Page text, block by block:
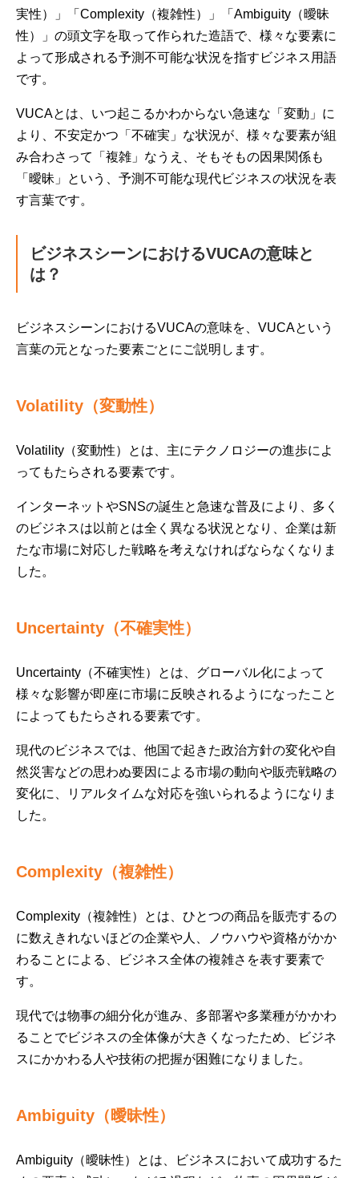
実性）」「Complexity（複雑性）」「Ambiguity（曖昧
性）」の頭文字を取って作られた造語で、様々な要素に
よって形成される予測不可能な状況を指すビジネス用語
です。
VUCAとは、いつ起こるかわからない急速な「変動」に
より、不安定かつ「不確実」な状況が、様々な要素が組
み合わさって「複雑」なうえ、そもそもの因果関係も
「曖昧」という、予測不可能な現代ビジネスの状況を表
す言葉です。
ビジネスシーンにおけるVUCAの意味と
は？
ビジネスシーンにおけるVUCAの意味を、VUCAという
言葉の元となった要素ごとにご説明します。
Volatility（変動性）
Volatility（変動性）とは、主にテクノロジーの進歩によ
ってもたらされる要素です。
インターネットやSNSの誕生と急速な普及により、多く
のビジネスは以前とは全く異なる状況となり、企業は新
たな市場に対応した戦略を考えなければならなくなりま
した。
Uncertainty（不確実性）
Uncertainty（不確実性）とは、グローバル化によって
様々な影響が即座に市場に反映されるようになったこと
によってもたらされる要素です。
現代のビジネスでは、他国で起きた政治方針の変化や自
然災害などの思わぬ要因による市場の動向や販売戦略の
変化に、リアルタイムな対応を強いられるようになりま
した。
Complexity（複雑性）
Complexity（複雑性）とは、ひとつの商品を販売するの
に数えきれないほどの企業や人、ノウハウや資格がかか
わることによる、ビジネス全体の複雑さを表す要素で
す。
現代では物事の細分化が進み、多部署や多業種がかかわ
ることでビジネスの全体像が大きくなったため、ビジネ
スにかかわる人や技術の把握が困難になりました。
Ambiguity（曖昧性）
Ambiguity（曖昧性）とは、ビジネスにおいて成功するた